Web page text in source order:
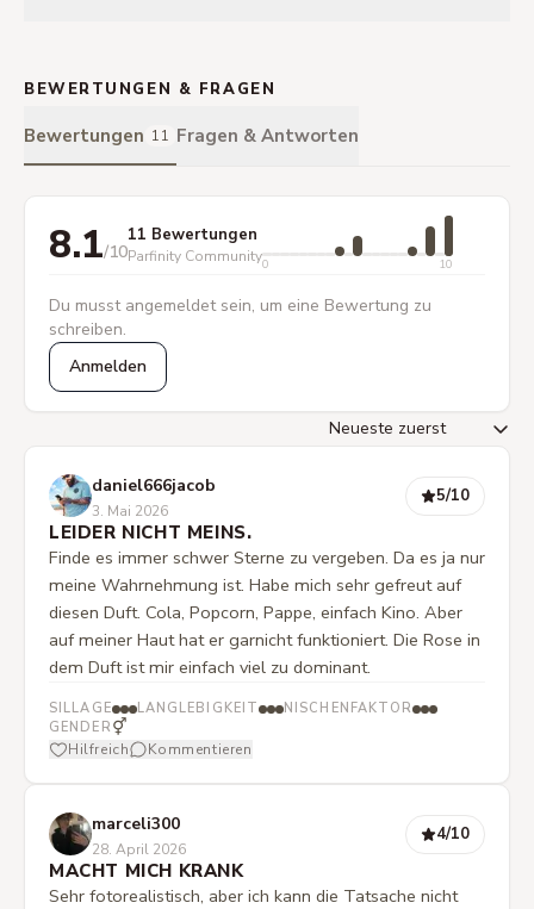
BEWERTUNGEN & FRAGEN
Bewertungen 11 Fragen & Antworten
8.1/10
11 Bewertungen
Parfinity Community0 10
Du musst angemeldet sein, um eine Bewertung zu
schreiben.
Anmelden
daniel666jacob
3. Mai 2026
5/10
LEIDER NICHT MEINS.
Finde es immer schwer Sterne zu vergeben. Da es ja nur
meine Wahrnehmung ist. Habe mich sehr gefreut auf
diesen Duft. Cola, Popcorn, Pappe, einfach Kino. Aber
auf meiner Haut hat er garnicht funktioniert. Die Rose in
dem Duft ist mir einfach viel zu dominant.
SILLAGE LANGLEBIGKEIT
NISCHENFAKTOR
GENDER ⚥
Hilfreich Kommentieren
marceli300
28. April 2026
4/10
MACHT MICH KRANK
Sehr fotorealistisch, aber ich kann die Tatsache nicht